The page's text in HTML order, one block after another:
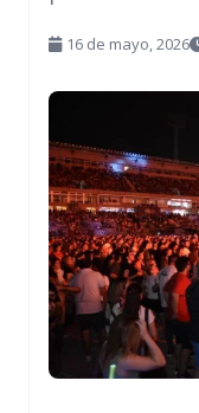
16 de mayo, 2026